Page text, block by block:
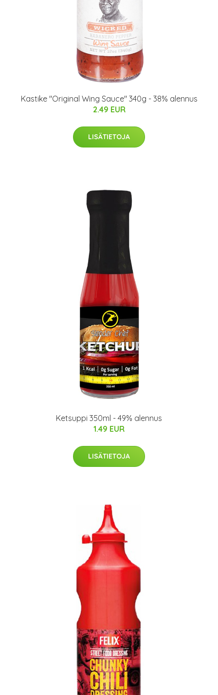
Kastike "Original Wing Sauce" 340g - 38% alennus
2.49 EUR
LISÄTIETOJA
Ketsuppi 350ml - 49% alennus
1.49 EUR
LISÄTIETOJA